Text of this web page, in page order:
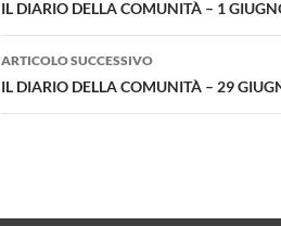
articolo
IL DIARIO DELLA COMUNITÀ – 1
ARTICOLO SUCCESSIVO
IL DIARIO DELLA COMUNITÀ – 29